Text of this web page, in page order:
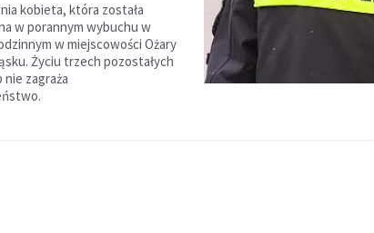
kobieta, która została
w porannym wybuchu w
w miejscowości Ożary
Życiu trzech pozostałych
zagraża